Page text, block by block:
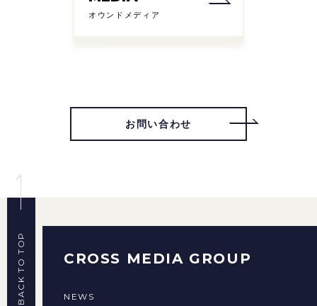
オウンドメディア
お問い合わせ
BACK TO TOP CROSS MEDIA GROUP
NEWS